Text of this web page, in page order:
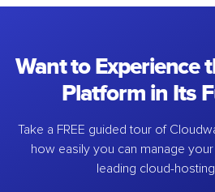
Want to Experience
Platform in Its
Take a FREE guided tour of
how easily you can manage
leading cloud-